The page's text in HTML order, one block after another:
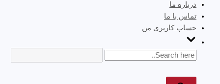
درباره ما
تماس با ما
حساب کاربری من